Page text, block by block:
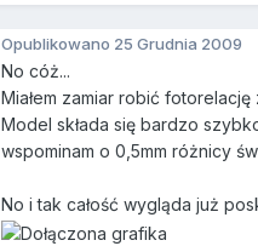
Opublikowano 25 Grudnia 2009
No cóż...
Miałem zamiar robić
Model składa się bardzo
wspominam o 0,5mm różnicy
No i tak całość wygląda już